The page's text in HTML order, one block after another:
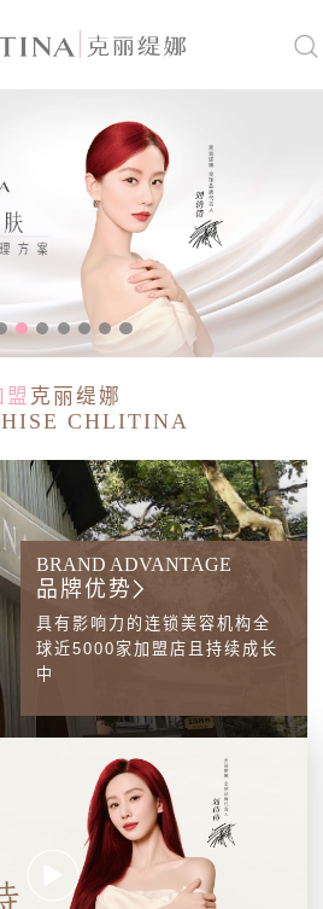
盟 克丽缇娜
CHLITINA
BRAND ADVANTAGE
品牌优势
具有影响力的连锁美容机构全
球近5000家加盟店且持续成长
中